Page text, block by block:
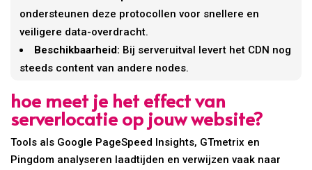
ondersteunen deze protocollen voor snellere en
veiligere data-overdracht.
Beschikbaarheid: Bij serveruitval levert het CDN nog
steeds content van andere nodes.
hoe meet je het effect van
serverlocatie op jouw website?
Tools als Google PageSpeed Insights, GTmetrix en
Pingdom analyseren laadtijden en verwijzen vaak naar